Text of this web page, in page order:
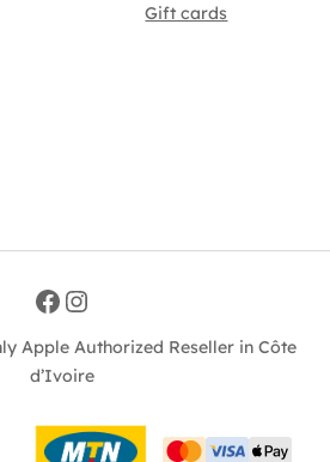
Gift cards
Facebook Instagram
Apple Authorized Reseller in Côte
d’Ivoire